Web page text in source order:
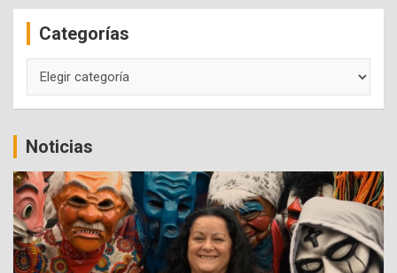
c
Categorías
Noticias